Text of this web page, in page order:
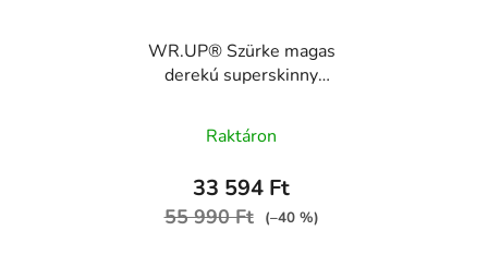
WR.UP® Szürke magas
derekú superskinny
RE(MOVE)
WRUP2HC002ORG,
Raktáron
33 594 Ft
55 990 Ft (–40 %)